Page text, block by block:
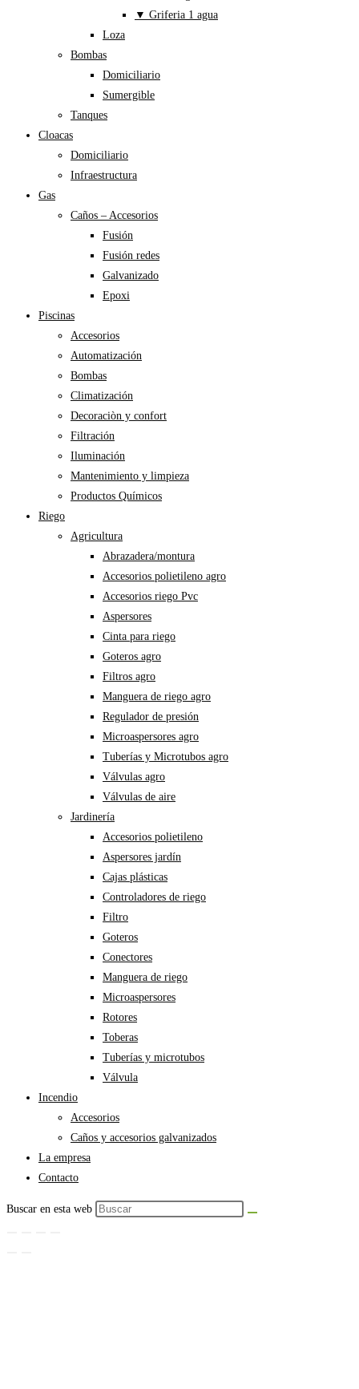
▼ Griferia 1 agua
Loza
Bombas
Domiciliario
Sumergible
Tanques
Cloacas
Domiciliario
Infraestructura
Gas
Caños – Accesorios
Fusión
Fusión redes
Galvanizado
Epoxi
Piscinas
Accesorios
Automatización
Bombas
Climatización
Decoraciòn y confort
Filtración
Iluminación
Mantenimiento y limpieza
Productos Químicos
Riego
Agricultura
Abrazadera/montura
Accesorios polietileno agro
Accesorios riego Pvc
Aspersores
Cinta para riego
Goteros agro
Filtros agro
Manguera de riego agro
Regulador de presión
Microaspersores agro
Tuberías y Microtubos agro
Válvulas agro
Válvulas de aire
Jardinería
Accesorios polietileno
Aspersores jardín
Cajas plásticas
Controladores de riego
Filtro
Goteros
Conectores
Manguera de riego
Microaspersores
Rotores
Toberas
Tuberías y microtubos
Válvula
Incendio
Accesorios
Caños y accesorios galvanizados
La empresa
Contacto
Buscar en esta web